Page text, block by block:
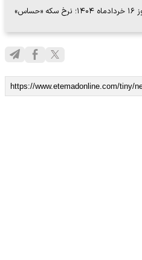
جدیدترین قیمت طلا، سکه و ارز امروز ۱۶ خردادماه ۱۴۰۴؛ نرخ سکه «حساس»